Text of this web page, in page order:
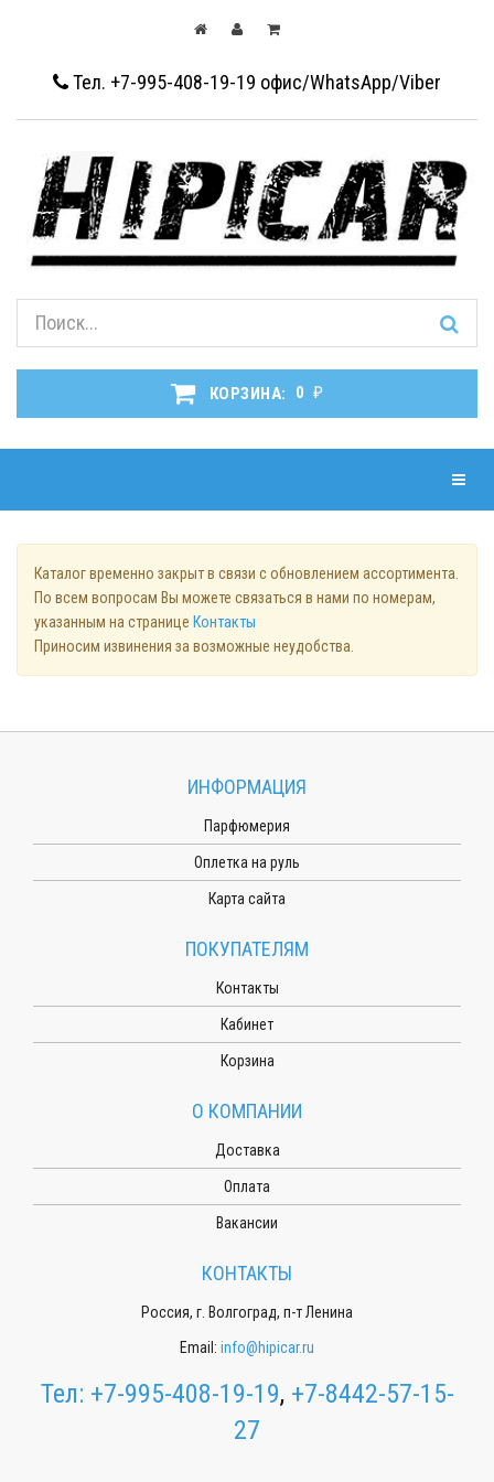
Тел. +7-995-408-19-19 офис/WhatsApp/Viber
КОРЗИНА: 0 ₽
Каталог временно закрыт в связи с обновлением ассортимента.
По всем вопросам Вы можете связаться в нами по номерам,
указанным на странице Контакты
Приносим извинения за возможные неудобства.
ИНФОРМАЦИЯ
Парфюмерия
Оплетка на руль
Карта сайта
ПОКУПАТЕЛЯМ
Контакты
Кабинет
Корзина
О КОМПАНИИ
Доставка
Оплата
Вакансии
КОНТАКТЫ
Россия, г. Волгоград, п-т Ленина
Email: info@hipicar.ru
Тел: +7-995-408-19-19, +7-8442-57-15-
27